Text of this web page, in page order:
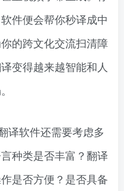
件便会帮你秒译成中
的跨文化交流扫清障
变得越来越智能和人
译软件还需要考虑多
种类是否丰富？翻译
是否方便？是否具备